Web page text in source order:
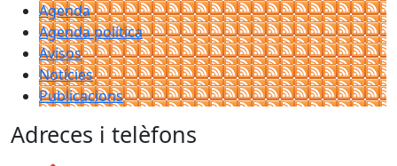
Agenda
Agenda política
Avisos
Notícies
Publicacions
Adreces i telèfons